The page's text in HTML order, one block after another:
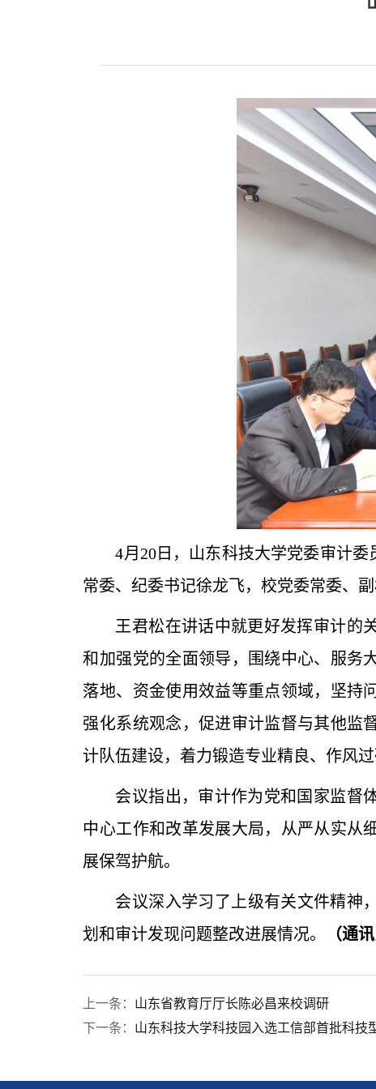
4月20日，山东科技大学党委审计
常委、纪委书记徐龙飞，校党委常委、
王君松在讲话中就更好发挥审计的
和加强党的全面领导，围绕中心、服务
落地、资金使用效益等重点领域，坚持
强化系统观念，促进审计监督与其他监
计队伍建设，着力锻造专业精良、作风
会议指出，审计作为党和国家监督
中心工作和改革发展大局，从严从实从
展保驾护航。
会议深入学习了上级有关文件精神
划和审计发现问题整改进展情况。
（通
上一条： 山东省教育厅厅长陈必昌来校调研
下一条： 山东科技大学科技园入选工信部首批科技